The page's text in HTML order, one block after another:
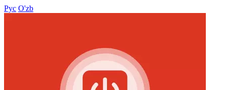
Рус O'zb